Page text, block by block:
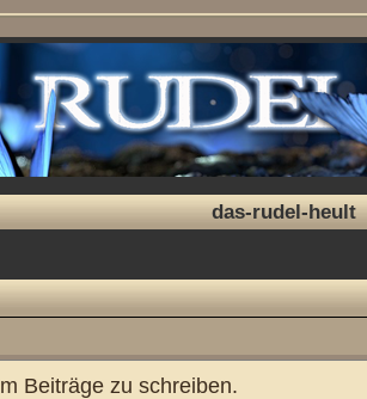
das-rudel-heult
Beiträge zu schreiben.